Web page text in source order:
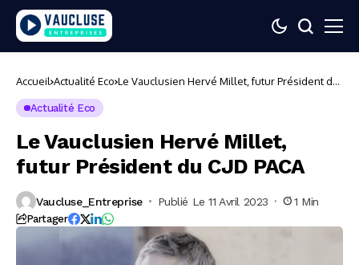
Accueil Actualité Eco Le Vauclusien Hervé Millet, futur Président du
Actualité Eco
Le Vauclusien Hervé Millet,
futur Président du CJD PACA
Vaucluse_Entreprise Publié Le 11 Avril 2023 1 Min
Partager